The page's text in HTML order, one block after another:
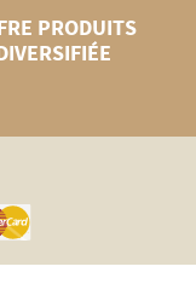
PRODUITS